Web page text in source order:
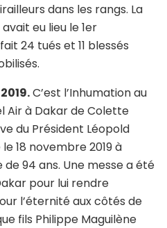
dans les rangs. La
eu lieu le 1er
24 tués et 11 blessés
C’est l’Inhumation au
Air à Dakar de Colette
du Président Léopold
18 novembre 2019 à
de 94 ans. Une messe a été
pour lui rendre
l’éternité aux côtés de
fils Philippe Maguilène